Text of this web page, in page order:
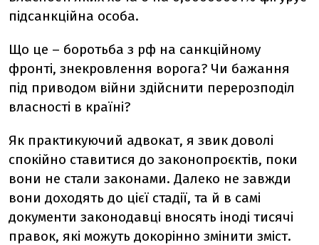
підсанкційна особа.
Що це – боротьба з рф на санкційному
фронті, знекровлення ворога? Чи бажання
під приводом війни здійснити перерозподіл
власності в країні?
Як практикуючий адвокат, я звик доволі
спокійно ставитися до законопроєктів, поки
вони не стали законами. Далеко не завжди
вони доходять до цієї стадії, та й в самі
документи законодавці вносять іноді тисячі
правок, які можуть докорінно змінити зміст.